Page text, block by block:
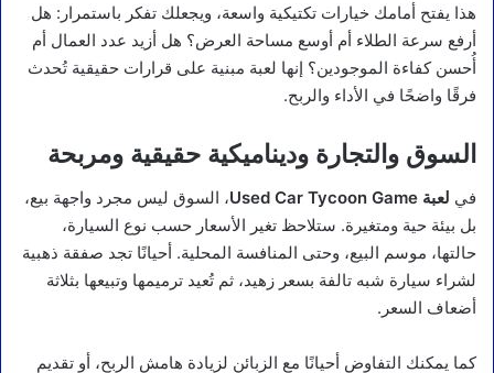
هذا يفتح أمامك خيارات تكتيكية واسعة، ويجعلك تفكر باستمرار: هل
أرفع سرعة الطلاء أم أوسع مساحة العرض؟ هل أزيد عدد العمال أم
أُحسن كفاءة الموجودين؟ إنها لعبة مبنية على قرارات حقيقية تُحدث
فرقًا واضحًا في الأداء والربح.
السوق والتجارة وديناميكية حقيقية ومربحة
في لعبة Used Car Tycoon Game
، السوق ليس مجرد واجهة بيع،
بل بيئة حية ومتغيرة. ستلاحظ تغير الأسعار حسب نوع السيارة،
حالتها، موسم البيع، وحتى المنافسة المحلية. أحيانًا تجد صفقة ذهبية
لشراء سيارة شبه تالفة بسعر زهيد، ثم تُعيد ترميمها وتبيعها بثلاثة
أضعاف السعر.
كما يمكنك التفاوض أحيانًا مع الزبائن لزيادة هامش الربح، أو تقديم